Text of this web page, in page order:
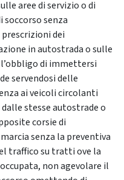
aree di servizio o di
senza
dei
in autostrada o sulle
di immettersi
servendosi delle
ai veicoli circolanti
stesse autostrade o
corsie di
senza la preventiva
traffico su tratti ove la
non agevolare il